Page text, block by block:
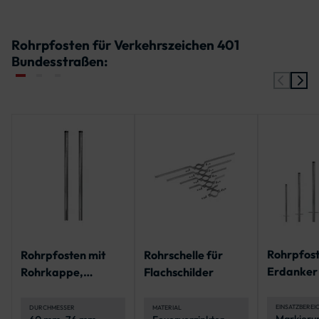
Rohrpfosten für Verkehrszeichen 401
Bundesstraßen:
Rohrpfosten mit
Rohrkappe,
Bodenhülse
DURCHMESSER
Rohrschelle für
Flachschilder
MATERIAL
Erdanker
Norm